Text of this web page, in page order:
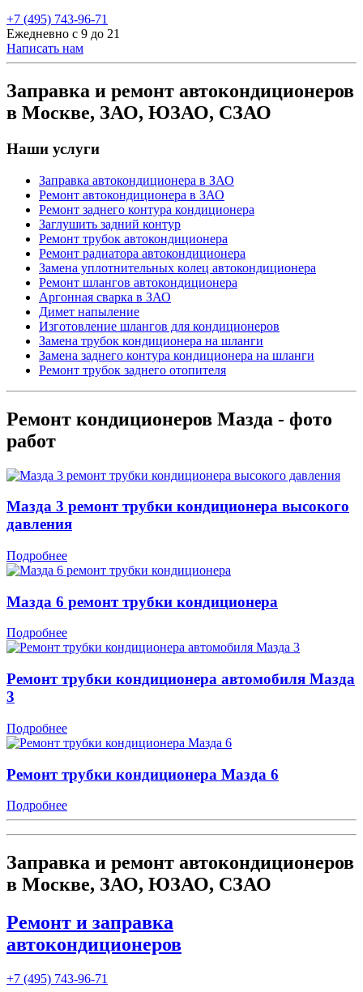
+7 (495) 743-96-71
Ежедневно с 9 до 21
Написать нам
Заправка и ремонт автокондиционеров
в Москве, ЗАО, ЮЗАО, СЗАО
Наши услуги
Заправка автокондиционера в ЗАО
Ремонт автокондиционера в ЗАО
Ремонт заднего контура кондиционера
Заглушить задний контур
Ремонт трубок автокондиционера
Ремонт радиатора автокондиционера
Замена уплотнительных колец автокондиционера
Ремонт шлангов автокондиционера
Аргонная сварка в ЗАО
Димет напыление
Изготовление шлангов для кондиционеров
Замена трубок кондиционера на шланги
Замена заднего контура кондиционера на шланги
Ремонт трубок заднего отопителя
Ремонт кондиционеров Мазда - фото
работ
Мазда 3 ремонт трубки кондиционера высокого
давления
Подробнее
Мазда 6 ремонт трубки кондиционера
Подробнее
Ремонт трубки кондиционера автомобиля Мазда
3
Подробнее
Ремонт трубки кондиционера Мазда 6
Подробнее
Заправка и ремонт автокондиционеров
в Москве, ЗАО, ЮЗАО, СЗАО
Ремонт и заправка
автокондиционеров
+7 (495) 743-96-71